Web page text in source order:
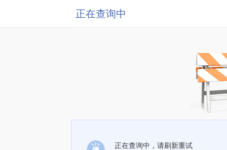
正在查询中
正在查询中，请刷新重试